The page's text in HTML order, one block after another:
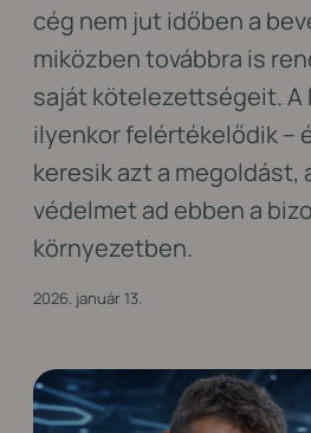
cég nem jut időben a
miközben továbbra is
saját kötelezettségeit. A
ilyenkor felértékelődik –
keresik azt a megoldást,
védelmet ad ebben a
környezetben.
2026. január 13.